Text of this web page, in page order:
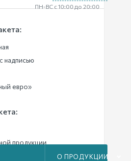
ПН-ВС с 10:00 до 20:00
О ПРОДУКЦИИ
надписью
евро»
продукции